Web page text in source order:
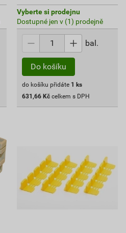
Vyberte si prodejnu
Dostupné jen v (1) prodejně
bal.
Do košíku
do košíku přidáte 1 ks
631,66 Kč celkem s DPH